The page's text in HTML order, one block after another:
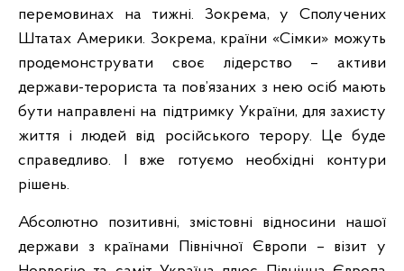
перемовинах на тижні. Зокрема, у Сполучених
Штатах Америки. Зокрема, країни «Сімки» можуть
продемонструвати своє лідерство – активи
держави-терориста та пов’язаних з нею осіб мають
бути направлені на підтримку України, для захисту
життя і людей від російського терору. Це буде
справедливо. І вже готуємо необхідні контури
рішень.
Абсолютно позитивні, змістовні відносини нашої
держави з країнами Північної Європи – візит у